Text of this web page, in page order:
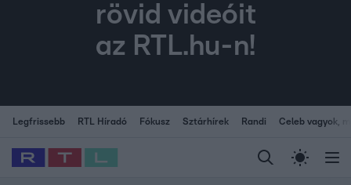
rövid videóit
az RTL.hu-n!
Legfrissebb RTL Híradó Fókusz Sztárhírek Randi Celeb vagyok,